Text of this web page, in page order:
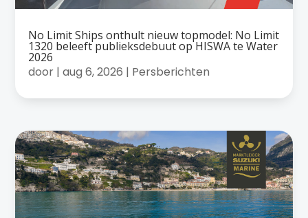
No Limit Ships onthult nieuw topmodel: No Limit
1320 beleeft publieksdebuut op HISWA te Water
2026
door |aug 6, 2026 | Persberichten